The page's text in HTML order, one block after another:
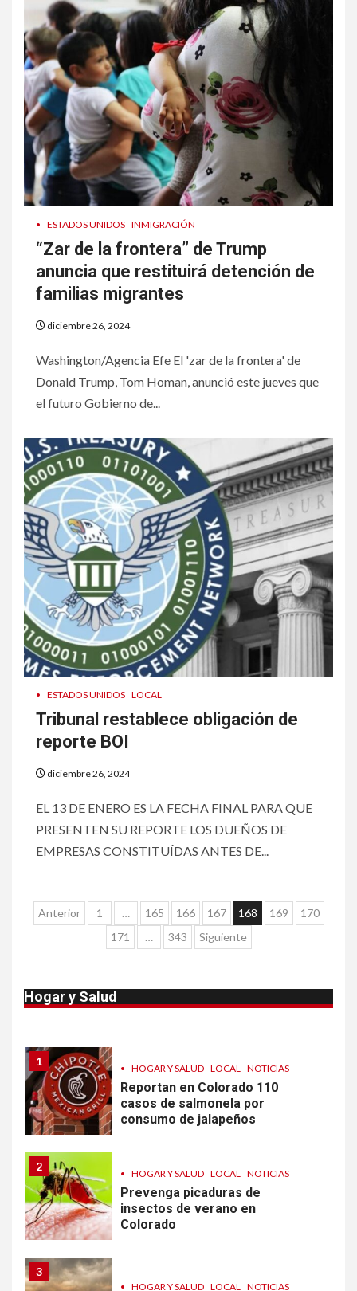
• ESTADOS UNIDOS INMIGRACIÓN
“Zar de la frontera” de Trump
anuncia que restituirá detención de
familias migrantes
diciembre 26, 2024
Washington/Agencia Efe El 'zar de la frontera' de
Donald Trump, Tom Homan, anunció este jueves que
el futuro Gobierno de...
• ESTADOS UNIDOS LOCAL
Tribunal restablece obligación de
reporte BOI
diciembre 26, 2024
EL 13 DE ENERO ES LA FECHA FINAL PARA QUE
PRESENTEN SU REPORTE LOS DUEÑOS DE
EMPRESAS CONSTITUÍDAS ANTES DE...
Paginación
Anterior 1 … 165 166 167 168 169
170
171
… 343 Siguiente
Hogar y Salud
6
HOGAR Y SALUD
Gas radón exige atención de
compradores e inquilinos
7
HOGAR Y SALUD
Insistir también tiene su
precio
•
NOTICIAS
EE. UU. reporta sus primeras
• ESTADOS UNIDOS HOGAR Y SALUD
EEUU este año que en 2025
• ESTADOS UNIDOS HOGAR Y SALUD
Van 4,100 casos confirmados
por parásito que causa
1
• HOGAR Y SALUD LOCAL NOTICIAS
Reportan en Colorado 110
casos de salmonela por
consumo de jalapeños
2
• HOGAR Y SALUD LOCAL NOTICIAS
Prevenga picaduras de
insectos de verano en
Colorado
3
• HOGAR Y SALUD LOCAL NOTICIAS